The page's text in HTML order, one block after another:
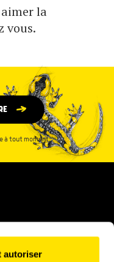
autoriser
la
vous.
à tout moment.